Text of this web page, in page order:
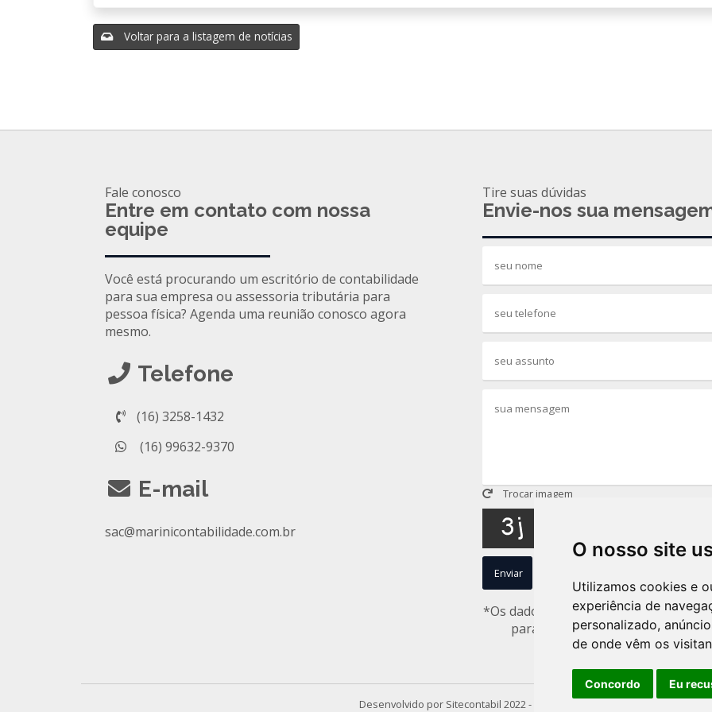
O nosso site
Utilizamos cookies e
experiência de
personalizado,
de onde vêm os
Concordo Eu
Voltar para a listagem de notícias
Fale conosco
Entre em contato com nossa
equipe
Você está procurando um escritório de contabilidade
para sua empresa ou assessoria tributária para
pessoa física? Agenda uma reunião conosco agora
mesmo.
Telefone
(16) 3258-1432
(16) 99632-9370
E-mail
sac@marinicontabilidade.com.br
Tire suas dúvidas
Envie-nos sua
Trocar imagem
Enviar
*Os dados captados nesse
para uso interno de acordo com
concorda com
Desenvolvido por Sitecontabil 2022 - 2026 | Todos os direitos reservados.